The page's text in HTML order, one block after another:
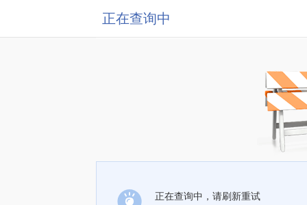
正在查询中
正在查询中，请刷新重试